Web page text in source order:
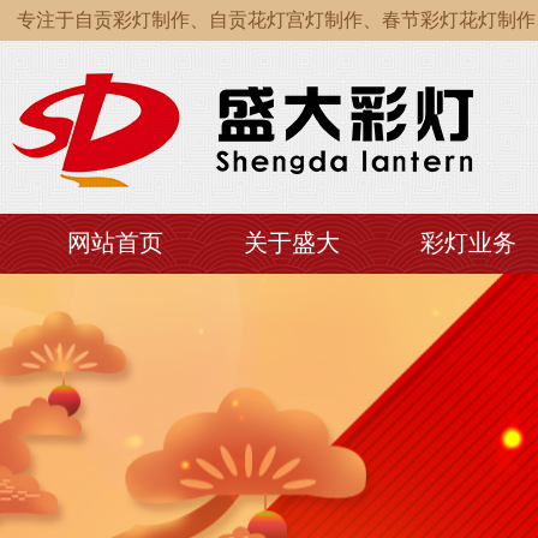
自贡彩灯制作、自贡花灯宫灯制作、春节彩灯花灯制作、
自贡彩灯制作、自贡花灯宫灯制作、春节彩灯花灯制作、
网站首页 关于盛大 彩灯业务